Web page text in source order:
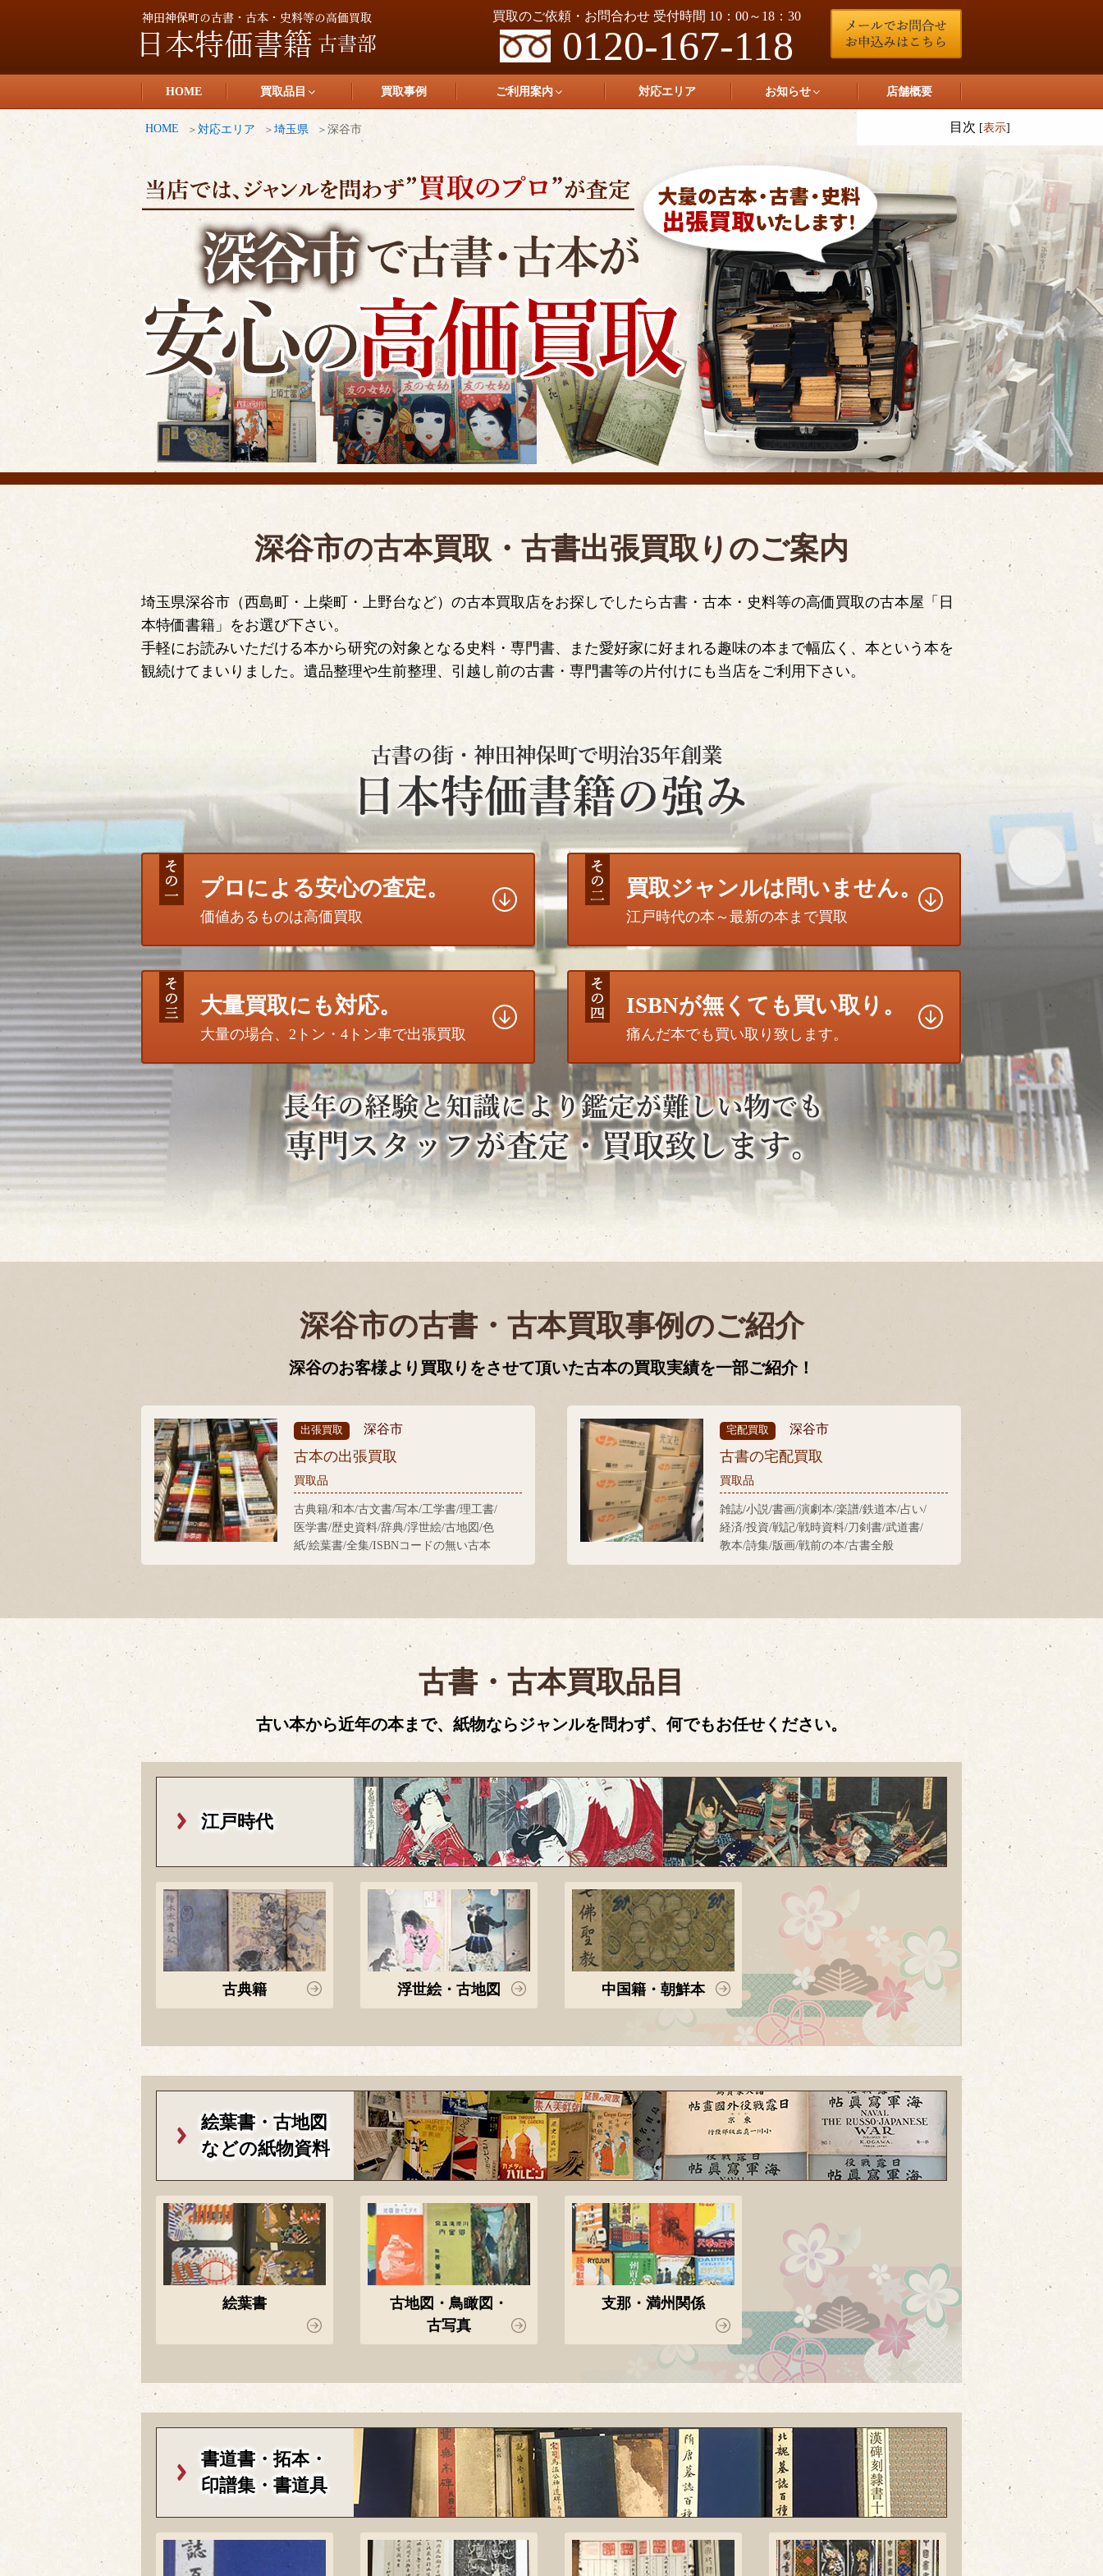
買取のご依頼・お問合わせ 受付時間 10：00～18：30
0120-167-118
日本特価書籍
HOME 買取品目 買取事例 ご利用案内 対応エリア お知らせ 店舗概要
HOME 対応エリア 埼玉県 深谷市 目次 [表示]
深谷市の古本買取・古書出張買取りのご案内
埼玉県深谷市（西島町・上柴町・上野台など）の古本買取店をお探しでしたら古書・古本・史料等の高価買取の古本屋「日
本特価書籍」をお選び下さい。
手軽にお読みいただける本から研究の対象となる史料・専門書、また愛好家に好まれる趣味の本まで幅広く、本という本を
観続けてまいりました。遺品整理や生前整理、引越し前の古書・専門書等の片付けにも当店をご利用下さい。
プロによる安心の査定。
価値あるものは高価買取
買取ジャンルは問いません。
江戸時代の本～最新の本まで買取
大量買取にも対応。
大量の場合、2トン・4トン車で出張買取
ISBNが無くても買い取り。
痛んだ本でも買い取り致します。
深谷市の古書・古本買取事例のご紹介
深谷のお客様より買取りをさせて頂いた古本の買取実績を一部ご紹介！
出張買取 深谷市
古本の出張買取
買取品
古典籍/和本/古文書/写本/工学書/理工書/
医学書/歴史資料/辞典/浮世絵/古地図/色
紙/絵葉書/全集/ISBNコードの無い古本
宅配買取 深谷市
古書の宅配買取
買取品
雑誌/小説/書画/演劇本/楽譜/鉄道本/占い/
経済/投資/戦記/戦時資料/刀剣書/武道書/
教本/詩集/版画/戦前の本/古書全般
古書・古本買取品目
古い本から近年の本まで、紙物ならジャンルを問わず、何でもお任せください。
江戸時代
古典籍 浮世絵・古地図 中国籍・朝鮮本
絵葉書・古地図
などの紙物資料
絵葉書
古地図・鳥瞰図・
古写真
支那・満州関係
書道書・拓本・
印譜集・書道具